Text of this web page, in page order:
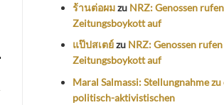
ร้านต่อผมzu NRZ: Genossen
Zeitungsboykott auf
แป๊ปสเตย์zu NRZ: Genossen
Zeitungsboykott auf
Maral Salmassi: Stellungnahme
politisch-aktivistischen